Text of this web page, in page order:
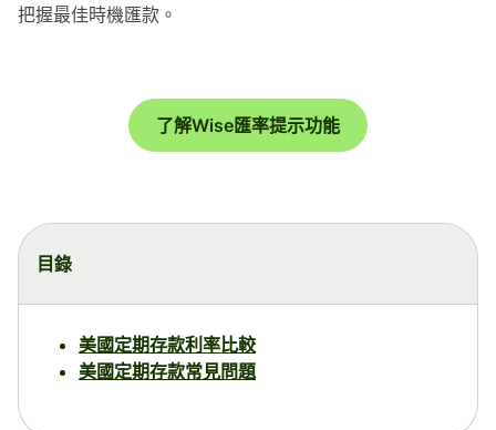
把握最佳時機匯款。
了解Wise匯率提示功能
目錄
美國定期存款利率比較
美國定期存款常見問題